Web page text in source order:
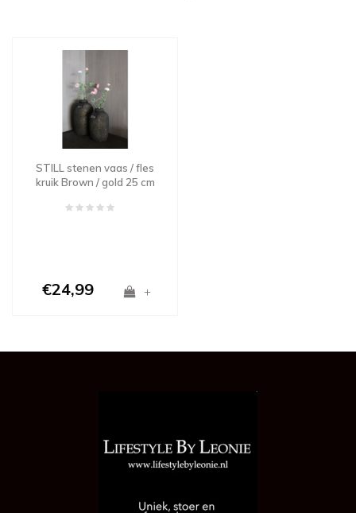
STILL stenen vaas / fles
kruik Brown / gold 25 cm
€24,99 +